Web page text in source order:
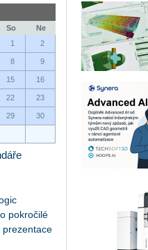
So
Ne
1
2
8 9
15 16
22 23
29 30
pokročilé
prezentace